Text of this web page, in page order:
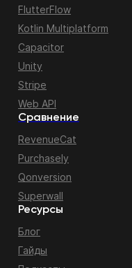
Сравнение
RevenueCat
Purchasely
Qonversion
Superwall
FlutterFlow
Kotlin Multiplatform
Capacitor
Unity
Stripe
Web API
Ресурсы
Блог
Гайды